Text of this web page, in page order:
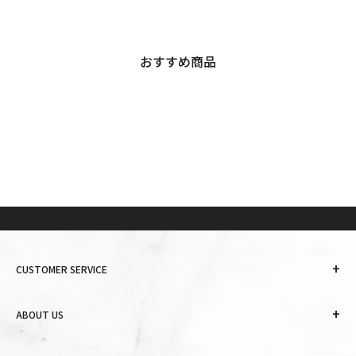
おすすめ商品
ABOUT US +
CUSTOMER SERVICE +